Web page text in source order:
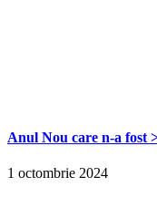
Anul Nou care n-a fost
1 octombrie 2024